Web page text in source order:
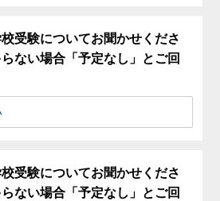
受験についてお聞かせくださ
ない場合「予定なし」とご回
受験についてお聞かせくださ
ない場合「予定なし」とご回